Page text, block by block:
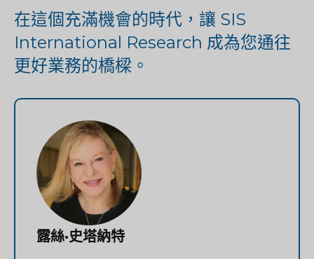
在這個充滿機會的時代，讓 SIS
International Research 成為您通往
更好業務的橋樑。
露絲·史塔納特